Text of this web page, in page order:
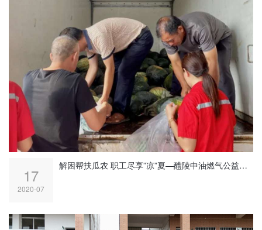
17
2020-07
解困帮扶瓜农 职工尽享”凉”夏—醴陵中油燃气公益福利“一肩挑”